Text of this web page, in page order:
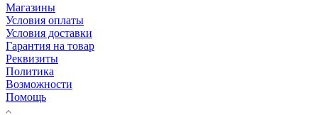
Магазины
Условия оплаты
Условия доставки
Гарантия на товар
Реквизиты
Политика
Возможности
Помощь